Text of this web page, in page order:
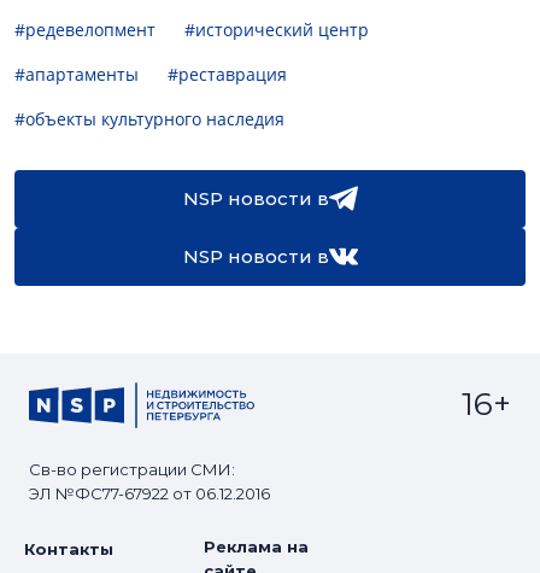
#редевелопмент
#исторический центр
#апартаменты
#реставрация
#объекты культурного наследия
NSP новости в
NSP новости в
Св-во регистрации СМИ:
ЭЛ №ФС77-67922 от 06.12.2016
16+
Контакты
Реклама на